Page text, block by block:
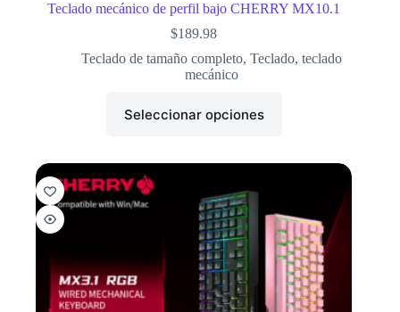
Teclado mecánico de perfil bajo CHERRY MX10.1
$189.98
Teclado de tamaño completo,Teclado,teclado
mecánico
Seleccionar opciones